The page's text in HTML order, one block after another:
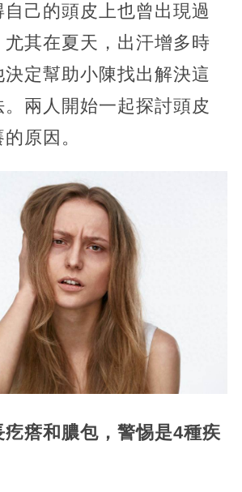
己的頭皮上也曾出現過
其在夏天，出汗增多時
定幫助小陳找出解決這
兩人開始一起探討頭皮
原因。
瘩和膿包，警惕是4種疾